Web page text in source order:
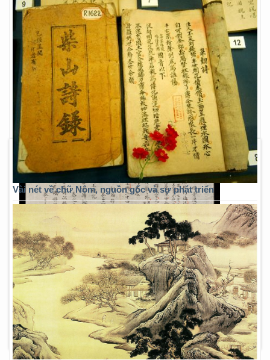
Vài nét về chữ Nôm, nguồn gốc và sự phát triển